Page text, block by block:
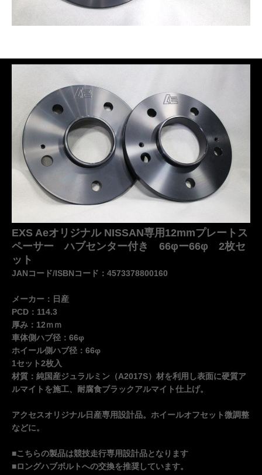
EXS Aeオリジナル NISSAN専用12mmプレートス
ペーサー ハブセンター付き 66φー66φ 2枚セ
ット
JANコード/ISBNコード：4573378800160
メーカー：日産
PCD：114.3
厚み：12ｍｍ
車体側ハブ径：66φ
ホイール側ハブ径：66φ
1セット2枚入
材質：純国産ジュラルミン（A2017S）材を利用し表面に硬質ア
ルマイトを施工、耐腐食ブラックアルマイト仕上げ。
アクセスオリジナル日産専用設計品。ホイールオフセット微調整
などに。
■こちらの製品は競技走行専用設計品となります
■ロングハブボルトへの交換を推奨しています。